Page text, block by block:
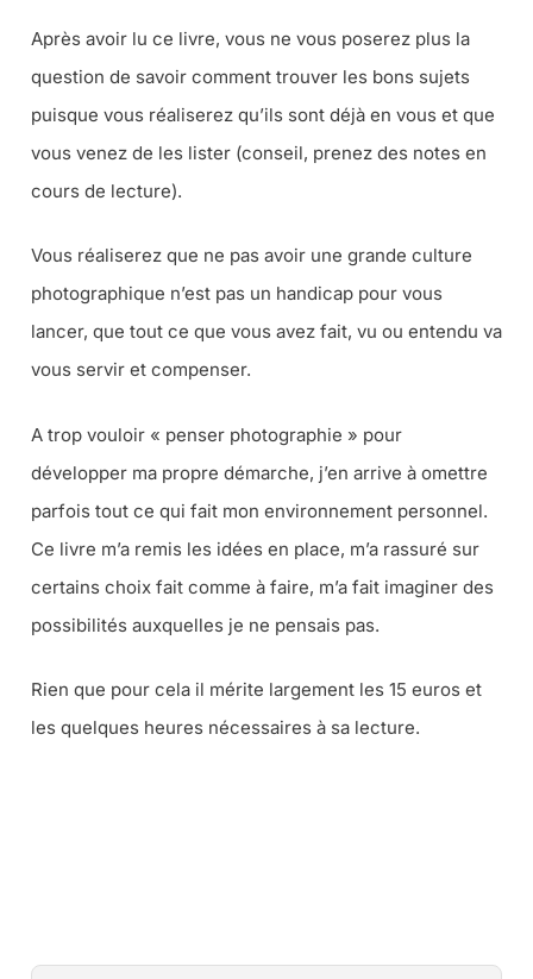
Après avoir lu ce livre, vous ne vous poserez plus la
question de savoir comment trouver les bons sujets
puisque vous réaliserez qu’ils sont déjà en vous et que
vous venez de les lister (conseil, prenez des notes en
cours de lecture).
Vous réaliserez que ne pas avoir une grande culture
photographique n’est pas un handicap pour vous
lancer, que tout ce que vous avez fait, vu ou entendu va
vous servir et compenser.
A trop vouloir « penser photographie » pour
développer ma propre démarche, j’en arrive à omettre
parfois tout ce qui fait mon environnement personnel.
Ce livre m’a remis les idées en place, m’a rassuré sur
certains choix fait comme à faire, m’a fait imaginer des
possibilités auxquelles je ne pensais pas.
Rien que pour cela il mérite largement les 15 euros et
les quelques heures nécessaires à sa lecture.